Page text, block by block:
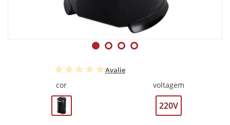
Avalie
cor voltagem
220V